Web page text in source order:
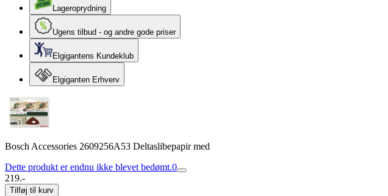
Lageroprydning
Ugens tilbud - og andre gode priser
Elgigantens Kundeklub
Elgiganten Erhverv
Bosch Accessories 2609256A53 Deltaslibepapir med
Dette produkt er endnu ikke blevet bedømt.0
219.-
Tilføj til kurv